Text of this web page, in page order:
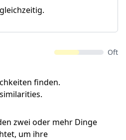
Oft
finden.
zwei oder mehr Dinge
um ihre